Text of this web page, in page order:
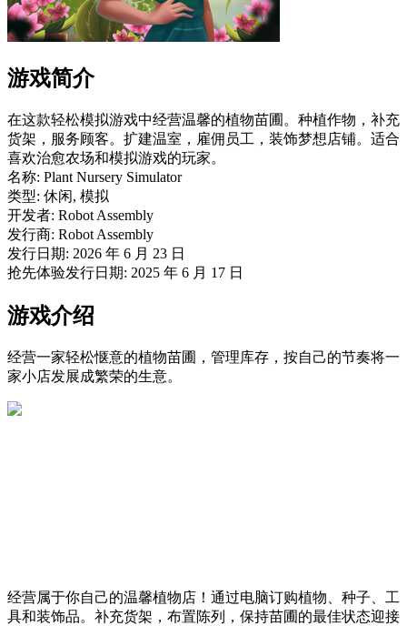
游戏简介
在这款轻松模拟游戏中经营温馨的植物苗圃。种植作物，补充
货架，服务顾客。扩建温室，雇佣员工，装饰梦想店铺。适合
喜欢治愈农场和模拟游戏的玩家。
名称: Plant Nursery Simulator
类型: 休闲, 模拟
开发者: Robot Assembly
发行商: Robot Assembly
发行日期: 2026 年 6 月 23 日
抢先体验发行日期: 2025 年 6 月 17 日
游戏介绍
经营一家轻松惬意的植物苗圃，管理库存，按自己的节奏将一
家小店发展成繁荣的生意。
经营属于你自己的温馨植物店！通过电脑订购植物、种子、工
具和装饰品。补充货架，布置陈列，保持苗圃的最佳状态迎接